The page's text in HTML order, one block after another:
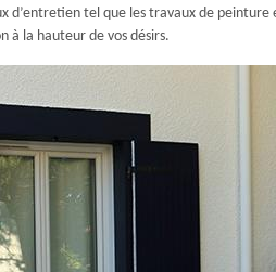
d’entretien tel que les travaux de
à la hauteur de vos désirs.